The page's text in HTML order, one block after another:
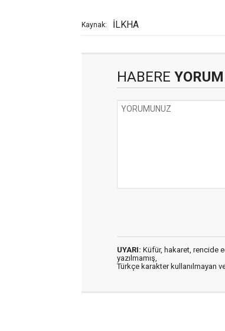
Kaynak: İLKHA
HABERE
UYARI: Küfür, hakaret, rencide
yazılmamış,
Türkçe karakter kullanılmayan